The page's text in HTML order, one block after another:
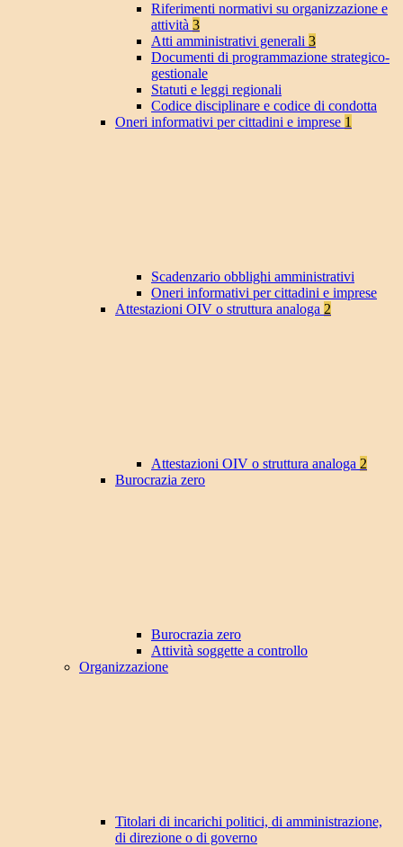
Riferimenti normativi su organizzazione e
attività 3
Atti amministrativi generali 3
Documenti di programmazione strategico-
gestionale
Statuti e leggi regionali
Codice disciplinare e codice di condotta
Oneri informativi per cittadini e imprese 1
Scadenzario obblighi amministrativi
Oneri informativi per cittadini e imprese
Attestazioni OIV o struttura analoga 2
Attestazioni OIV o struttura analoga 2
Burocrazia zero
Burocrazia zero
Attività soggette a controllo
Organizzazione
Titolari di incarichi politici, di amministrazione,
di direzione o di governo